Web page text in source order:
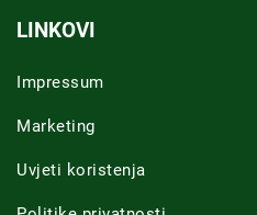
LINKOVI
Impressum
Marketing
Uvjeti koristenja